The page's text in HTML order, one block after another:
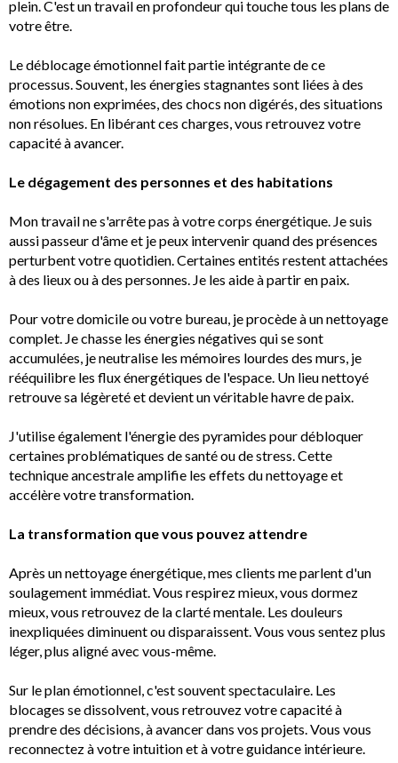
plein. C'est un travail en profondeur qui touche tous les plans de
votre être.
Le déblocage émotionnel fait partie intégrante de ce
processus. Souvent, les énergies stagnantes sont liées à des
émotions non exprimées, des chocs non digérés, des situations
non résolues. En libérant ces charges, vous retrouvez votre
capacité à avancer.
Le dégagement des personnes et des habitations
Mon travail ne s'arrête pas à votre corps énergétique. Je suis
aussi passeur d'âme et je peux intervenir quand des présences
perturbent votre quotidien. Certaines entités restent attachées
à des lieux ou à des personnes. Je les aide à partir en paix.
Pour votre domicile ou votre bureau, je procède à un nettoyage
complet. Je chasse les énergies négatives qui se sont
accumulées, je neutralise les mémoires lourdes des murs, je
rééquilibre les flux énergétiques de l'espace. Un lieu nettoyé
retrouve sa légèreté et devient un véritable havre de paix.
J'utilise également l'énergie des pyramides pour débloquer
certaines problématiques de santé ou de stress. Cette
technique ancestrale amplifie les effets du nettoyage et
accélère votre transformation.
La transformation que vous pouvez attendre
Après un nettoyage énergétique, mes clients me parlent d'un
soulagement immédiat. Vous respirez mieux, vous dormez
mieux, vous retrouvez de la clarté mentale. Les douleurs
inexpliquées diminuent ou disparaissent. Vous vous sentez plus
léger, plus aligné avec vous-même.
Sur le plan émotionnel, c'est souvent spectaculaire. Les
blocages se dissolvent, vous retrouvez votre capacité à
prendre des décisions, à avancer dans vos projets. Vous vous
reconnectez à votre intuition et à votre guidance intérieure.